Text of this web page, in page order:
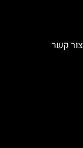
צור קשר